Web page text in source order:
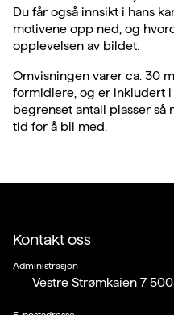
Du får også innsikt i hans
motivene opp ned, og
opplevelsen av bildet.
Omvisningen varer ca. 30
formidlere, og er inkludert
begrenset antall plasser
tid for å bli med.
Kontakt oss
Administrasjon
Vestre Strømkaien 7